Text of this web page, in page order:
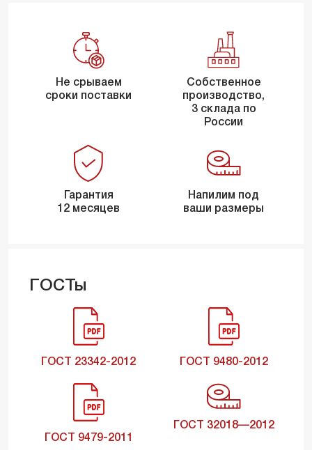
Не срываем
сроки поставки
Собственное
производство,
3 склада по
России
Гарантия
12 месяцев
Напилим под
ваши размеры
ГОСТы
ГОСТ 23342-2012 ГОСТ 9480-2012
ГОСТ 9479-2011
ГОСТ 32018—2012